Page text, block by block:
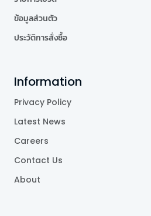
ข้อมูลส่วนตัว
ประวัติการสั่งซื้อ
Information
Privacy Policy
Latest News
Careers
Contact Us
About